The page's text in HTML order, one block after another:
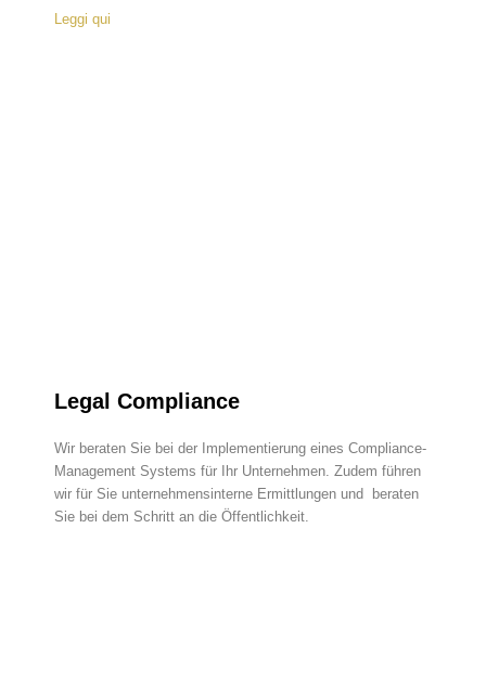
Leggi qui
Legal Compliance
Wir beraten Sie bei der Implementierung eines Compliance-
Management Systems für Ihr Unternehmen. Zudem führen
wir für Sie unternehmensinterne Ermittlungen und beraten
Sie bei dem Schritt an die Öffentlichkeit.